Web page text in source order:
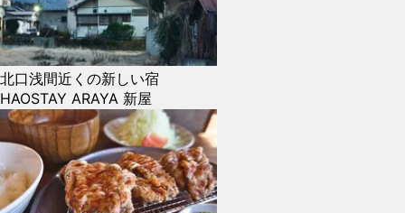
北口浅間近くの新しい宿
HAOSTAY ARAYA 新屋